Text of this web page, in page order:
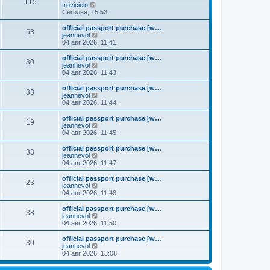
у
с
о
б
щ
е
н
и
н
е
с
о
щ
е
о
с
л
д
н
е
у
с
о
б
щ
е
н
и
115
trovicielo
е
р
е
й
т
и
п
о
с
е
д
н
е
м
у
с
о
о
б
щ
е
н
и
ю
Сегодня, 15:53
53
official passport purchase [w…
jeannevol
е
р
е
й
т
п
о
с
е
н
е
м
с
о
о
щ
е
н
ю
04 авг 2026, 11:41
30
official passport purchase [w…
jeannevol
е
р
е
й
т
п
о
с
е
н
е
м
с
о
о
щ
е
н
ю
04 авг 2026, 11:43
33
official passport purchase [w…
jeannevol
е
р
е
й
т
п
о
с
е
н
е
м
с
о
о
щ
е
н
04 авг 2026, 11:44
19
official passport purchase [w…
jeannevol
е
р
е
й
т
п
о
с
е
н
е
м
с
о
04 авг 2026, 11:45
33
official passport purchase [w…
jeannevol
е
р
е
й
т
п
о
с
е
н
е
04 авг 2026, 11:47
23
official passport purchase [w…
jeannevol
е
р
е
й
т
п
о
с
л
04 авг 2026, 11:48
38
official passport purchase [w…
jeannevol
е
р
е
й
т
к
04 авг 2026, 11:50
30
official passport purchase [w…
jeannevol
е
р
е
04 авг 2026, 13:08